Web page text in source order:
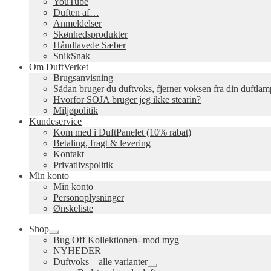
Duften af…
Anmeldelser
Skønhedsprodukter
Håndlavede Sæber
SnikSnak
Om DuftVerket
Brugsanvisning
Sådan bruger du duftvoks, fjerner voksen fra din
Hvorfor SOJA bruger jeg ikke stearin?
Miljøpolitik
Kundeservice
Kom med i DuftPanelet (10% rabat)
Betaling, fragt & levering
Kontakt
Privatlivspolitik
Min konto
Min konto
Personoplysninger
Ønskeliste
Shop
Udfold
undermenu
Bug Off Kollektionen- mod myg
NYHEDER
Duftvoks – alle varianter
Udfold